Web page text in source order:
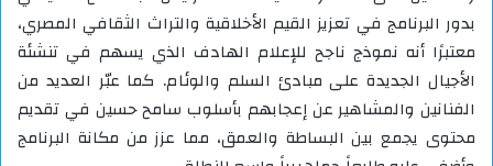
بدور البرنامج في تعزيز القيم الأخلاقية والتراث الثقافي المصري،
معتبرًا أنه نموذج ناجح للإعلام الهادف الذي يسهم في تنشئة
الأجيال الجديدة على مبادئ السلم والوئام. كما عبّر العديد من
الفنانين والمشاهير عن إعجابهم بأسلوب سامح حسين في تقديم
محتوى يجمع بين البساطة والعمق، مما عزز من مكانة البرنامج